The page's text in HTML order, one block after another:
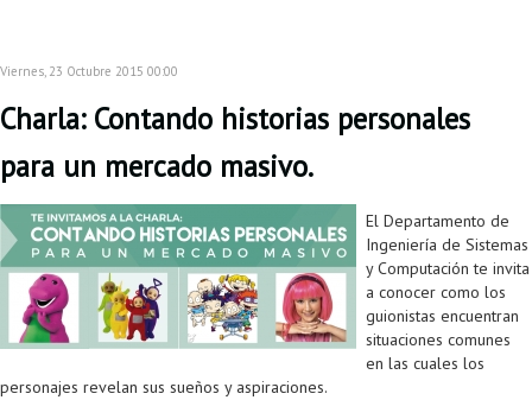
Viernes, 23 Octubre 2015 00:00
Charla: Contando historias personales
para un mercado masivo.
El Departamento de
Ingeniería de Sistemas
y Computación te invita
a conocer como los
guionistas encuentran
situaciones comunes
en las cuales los
personajes revelan sus sueños y aspiraciones.
Reingreso
Reintegro
Retiro voluntario
Transferencia
Tarifas
Grado